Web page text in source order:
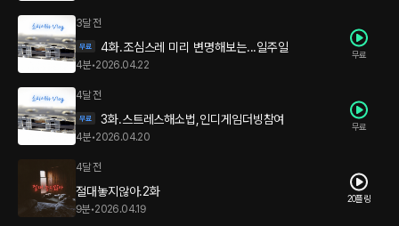
3달 전
4화.조심스레 미리 변명해보는...일주일
4분•2026.04.22
무료
4달 전
3화.스트레스해소법,인디게임더빙참여
4분•2026.04.20
무료
4달 전
절대놓지않아.2화
9분•2026.04.19
20플링